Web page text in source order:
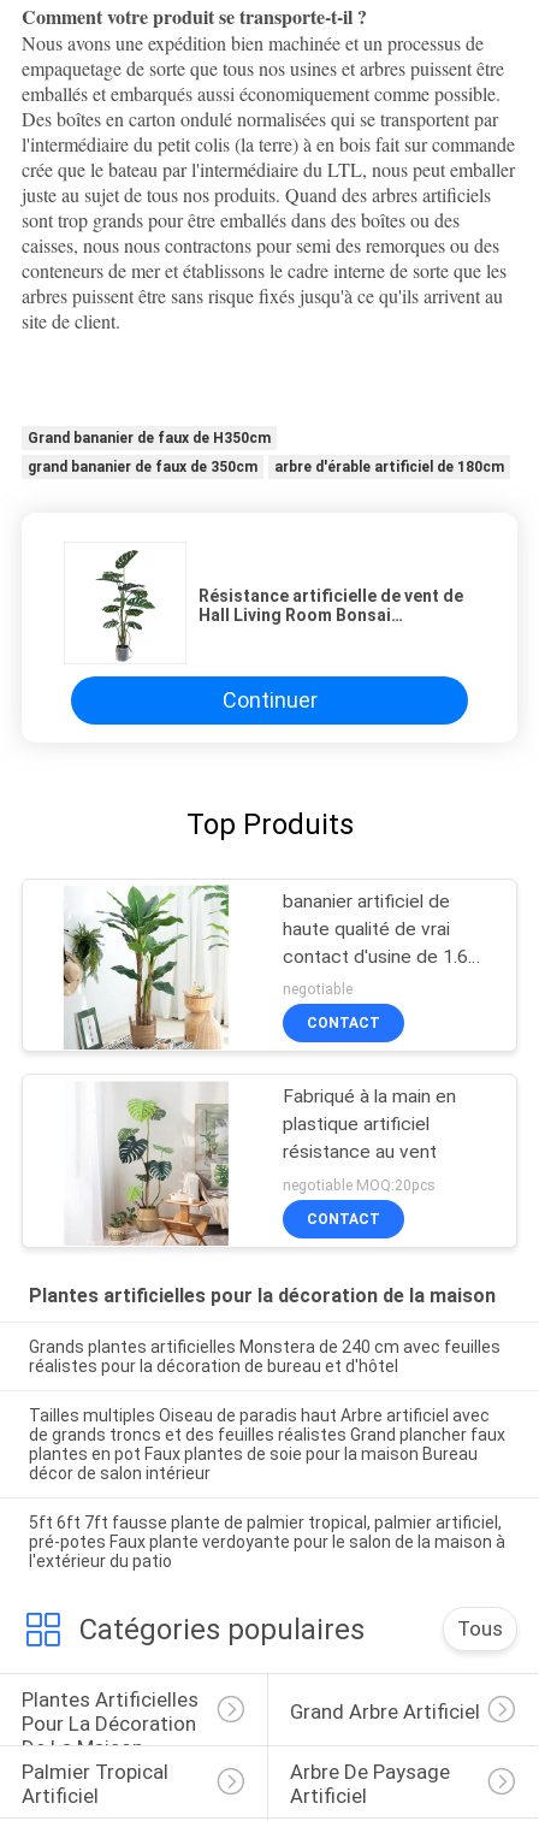
Comment votre produit se transporte-t-il ?
Nous avons une expédition bien machinée et un processus de
empaquetage de sorte que tous nos usines et arbres puissent être
emballés et embarqués aussi économiquement comme possible.
Des boîtes en carton ondulé normalisées qui se transportent par
l'intermédiaire du petit colis (la terre) à en bois fait sur commande
crée que le bateau par l'intermédiaire du LTL, nous peut emballer
juste au sujet de tous nos produits. Quand des arbres artificiels
sont trop grands pour être emballés dans des boîtes ou des
caisses, nous nous contractons pour semi des remorques ou des
conteneurs de mer et établissons le cadre interne de sorte que les
arbres puissent être sans risque fixés jusqu'à ce qu'ils arrivent au
site de client.
Grand bananier de faux de H350cm
grand bananier de faux de 350cm
arbre d'érable artificiel de 180cm
Résistance artificielle de vent de
Hall Living Room Bonsai
Continuer
Top Produits
bananier artificiel de
haute qualité de vrai
contact d'usine de 1.6m
en vente chaude
negotiable
CONTACT
Fabriqué à la main en
plastique artificiel
résistance au vent
negotiable MOQ:20pcs
CONTACT
Plantes artificielles pour la décoration de la maison
Grands plantes artificielles Monstera de 240 cm avec feuilles
réalistes pour la décoration de bureau et d'hôtel
Tailles multiples Oiseau de paradis haut Arbre artificiel avec
de grands troncs et des feuilles réalistes Grand plancher faux
plantes en pot Faux plantes de soie pour la maison Bureau
décor de salon intérieur
5ft 6ft 7ft fausse plante de palmier tropical, palmier artificiel,
pré-potes Faux plante verdoyante pour le salon de la maison à
l'extérieur du patio
Catégories populaires Tous
Plantes Artificielles
Pour La Décoration
De La Maison
Grand Arbre Artificiel
Palmier Tropical
Artificiel
Arbre De Paysage
Artificiel